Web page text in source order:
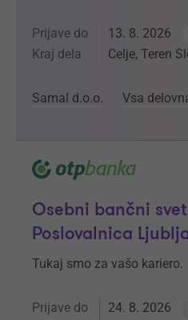
Prijave do 13. 8. 2026
Kraj dela Celje, Teren
Samal d.o.o. Vsa
Osebni bančni
Poslovalnica
Tukaj smo za vašo kariero.
Prijave do 24. 8. 2026